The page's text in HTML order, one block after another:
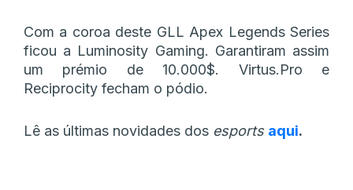
Com a coroa deste GLL Apex Legends Series
ficou a Luminosity Gaming. Garantiram assim
um prémio de 10.000$. Virtus.Pro e
Reciprocity fecham o pódio.
Lê as últimas novidades dos esports aqui.